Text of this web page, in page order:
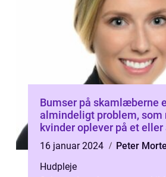
Bumser på skamlæberne
almindeligt problem, som
kvinder oplever på et eller
tidspunkt i deres liv
16 januar 2024
Peter
Hudpleje